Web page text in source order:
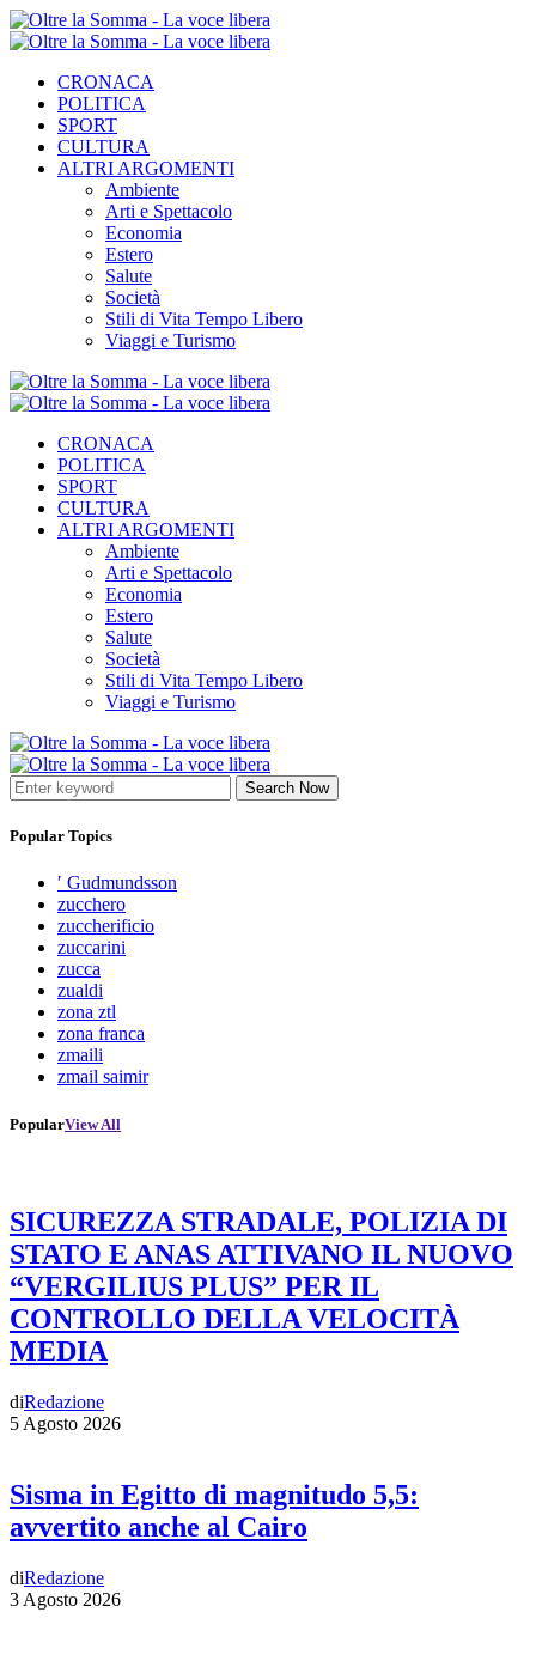
CRONACA
POLITICA
SPORT
CULTURA
ALTRI ARGOMENTI
Ambiente
Arti e Spettacolo
Economia
Estero
Salute
Società
Stili di Vita Tempo Libero
Viaggi e Turismo
CRONACA
POLITICA
SPORT
CULTURA
ALTRI ARGOMENTI
Ambiente
Arti e Spettacolo
Economia
Estero
Salute
Società
Stili di Vita Tempo Libero
Viaggi e Turismo
Search Now
Popular Topics
′ Gudmundsson
zucchero
zuccherificio
zuccarini
zucca
zualdi
zona ztl
zona franca
zmaili
zmail saimir
PopularView All
SICUREZZA STRADALE, POLIZIA DI
STATO E ANAS ATTIVANO IL NUOVO
“VERGILIUS PLUS” PER IL
CONTROLLO DELLA VELOCITÀ
MEDIA
diRedazione
5 Agosto 2026
Sisma in Egitto di magnitudo 5,5:
avvertito anche al Cairo
diRedazione
3 Agosto 2026